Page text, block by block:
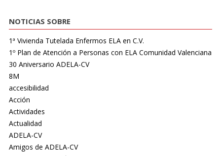
NOTICIAS SOBRE
1ª Vivienda Tutelada Enfermos ELA en C.V.
1º Plan de Atención a Personas con ELA Comunidad Valenciana
30 Aniversario ADELA-CV
8M
accesibilidad
Acción
Actividades
Actualidad
ADELA-CV
Amigos de ADELA-CV